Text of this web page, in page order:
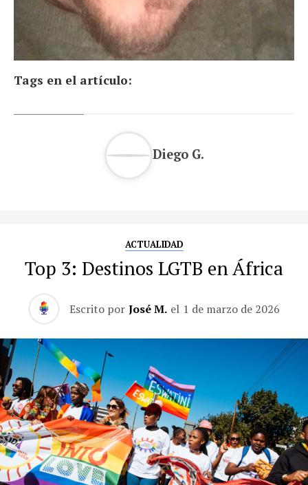
Tags en el artículo:
Diego G.
ACTUALIDAD
Top 3: Destinos LGTB en África
Escrito por José M. el 1 de marzo de 2026